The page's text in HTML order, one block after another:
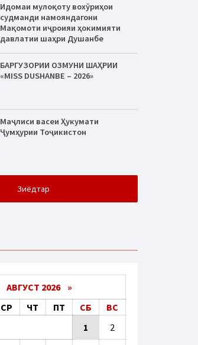
Идомаи мулоқоту вохӯриҳои
судманди намояндагони
Мақомоти иҷроияи ҳокимияти
давлатии шаҳри Душанбе
БАРГУЗОРИИ ОЗМУНИ ШАҲРИИ
«MISS DUSHANBE – 2026»
Маҷлиси васеи Ҳукумати
Ҷумҳурии Тоҷикистон
Зиёдтар
АВГУСТ 2026 »
СР ЧТ ПТ СБ
ВС
1
2